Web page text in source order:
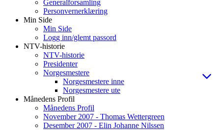
Generalforsamling
Personvernerklæring
Min Side
Min Side
Logg inn/glemt passord
NTV-historie
NTV-historie
Presidenter
Norgesmestere
Norgesmestere inne
Norgesmestere ute
Månedens Profil
Månedens Profil
November 2007 - Thomas Wettergreen
Desember 2007 - Elin Johanne Nilssen